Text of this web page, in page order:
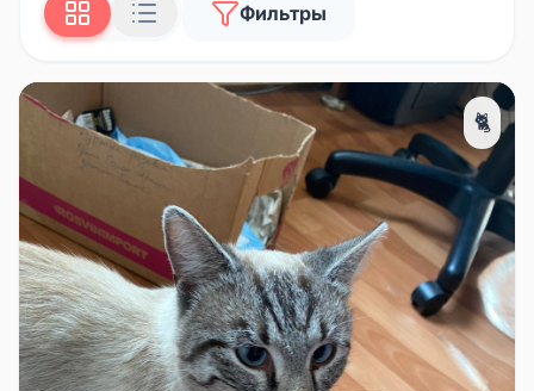
Фильтры
🐈